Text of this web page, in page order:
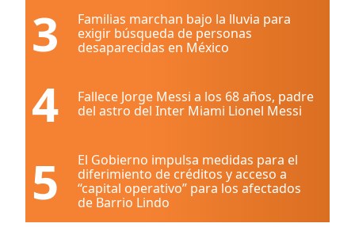
3
Familias marchan bajo la lluvia para
exigir búsqueda de personas
desaparecidas en México
4
Fallece Jorge Messi a los 68 años, padre
del astro del Inter Miami Lionel Messi
5
El Gobierno impulsa medidas para el
diferimiento de créditos y acceso a
“capital operativo” para los afectados
de Barrio Lindo